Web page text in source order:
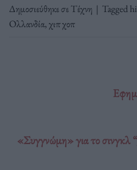
Δημοσιεύθηκε σεΤέχνη | Tagged
Ολλανδία,χιπ χοπ
«Συγγνώμη» για το σινγκλ